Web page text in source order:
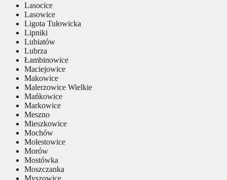
Lasocice
Lasowice
Ligota Tułowicka
Lipniki
Lubiatów
Lubrza
Łambinowice
Maciejowice
Makowice
Malerzowice Wielkie
Mańkowice
Markowice
Meszno
Mieszkowice
Mochów
Molestowice
Morów
Mostówka
Moszczanka
Myszowice